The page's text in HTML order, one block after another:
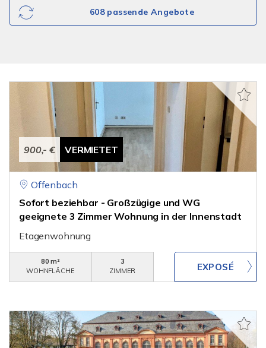
608 passende Angebote
900,- € VERMIETET
Offenbach
Sofort beziehbar - Großzügige und WG
geeignete 3 Zimmer Wohnung in der Innenstadt
Etagenwohnung
80 m²
WOHNFLÄCHE
3
ZIMMER